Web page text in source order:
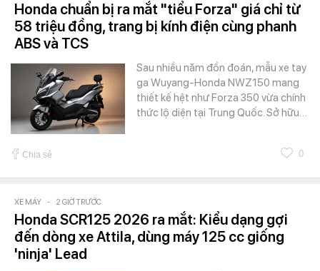
Honda chuẩn bị ra mắt "tiểu Forza" giá chỉ từ
58 triệu đồng, trang bị kính điện cùng phanh
ABS và TCS
Sau nhiều năm đồn đoán, mẫu xe tay
ga Wuyang-Honda NWZ150 mang
thiết kế hệt như Forza 350 vừa chính
thức lộ diện tại Trung Quốc. Sở hữu…
Chia sẻ 0
XE MÁY - 2 GIỜ TRƯỚC
Honda SCR125 2026 ra mắt: Kiểu dạng gợi
đến dòng xe Attila, dùng máy 125 cc giống
'ninja' Lead